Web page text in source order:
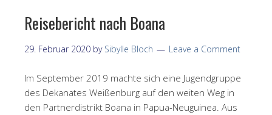
Reisebericht nach Boana
29. Februar 2020 by Sibylle Bloch Leave a Comment
Im September 2019 machte sich eine Jugendgruppe
des Dekanates Weißenburg auf den weiten Weg in
den Partnerdistrikt Boana in Papua-Neuguinea. Aus